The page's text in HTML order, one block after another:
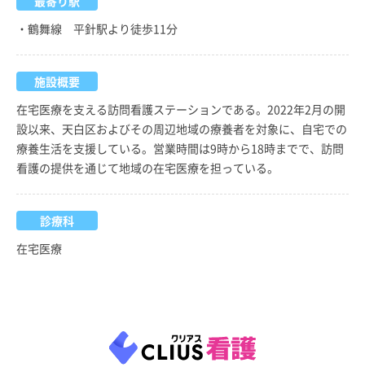
・鶴舞線 平針駅より徒歩11分
施設概要
在宅医療を支える訪問看護ステーションである。2022年2月の開
設以来、天白区およびその周辺地域の療養者を対象に、自宅での
療養生活を支援している。営業時間は9時から18時までで、訪問
看護の提供を通じて地域の在宅医療を担っている。
診療科
在宅医療